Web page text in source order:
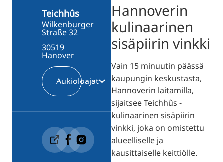
Hannoverin
kulinaarinen
sisäpiirin vinkki
Vain 15 minuutin päässä
kaupungin keskustasta,
Hannoverin laitamilla,
sijaitsee Teichhûs -
kulinaarinen sisäpiirin
vinkki, joka on omistettu
alueelliselle ja
kausittaiselle keittiölle.
Teichhûs
Wilkenburger
Straße 32
30519
Hanover
Aukioloajat